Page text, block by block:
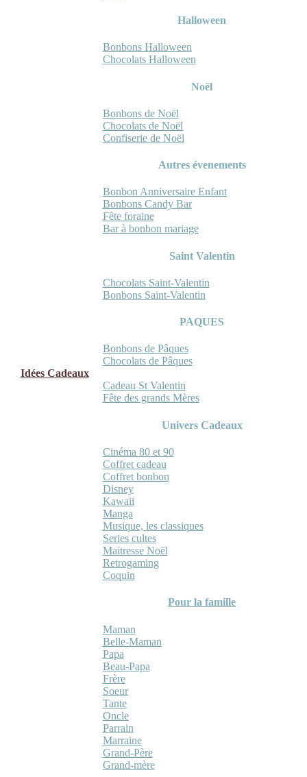
Halloween
Bonbons Halloween
Chocolats Halloween
Noël
Bonbons de Noël
Chocolats de Noël
Confiserie de Noël
Autres évenements
Bonbon Anniversaire Enfant
Bonbons Candy Bar
Fête foraine
Bar à bonbon mariage
Saint Valentin
Chocolats Saint-Valentin
Bonbons Saint-Valentin
PAQUES
Bonbons de Pâques
Chocolats de Pâques
Idées Cadeaux
Cadeau St Valentin
Fête des grands Mères
Univers Cadeaux
Cinéma 80 et 90
Coffret cadeau
Coffret bonbon
Disney
Kawaii
Manga
Musique, les classiques
Series cultes
Maitresse Noël
Retrogaming
Coquin
Pour la famille
Maman
Belle-Maman
Papa
Beau-Papa
Frère
Soeur
Tante
Oncle
Parrain
Marraine
Grand-Père
Grand-mère